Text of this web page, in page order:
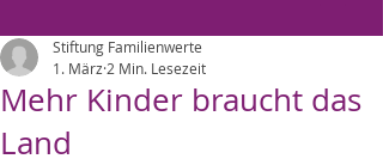
Mehr Kinder braucht das
Land
Stiftung Familienwerte
1. März 2 Min. Lesezeit